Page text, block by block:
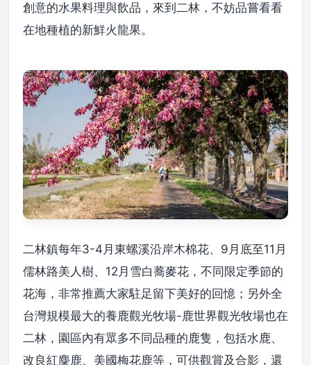
創意的水果料理與飲品，來到二林，不妨品嘗看看
在地種植的新鮮火龍果。
二林鎮每年3-4月東螺溪沿岸木棉花、9月底至11月
儒林路美人樹、12月雪白蕎麥花，不同限定季節的
花海，非常推薦大家駐足留下美好的回憶；另外全
台灣規模最大的養鹿觀光牧場-鹿世界觀光牧場也在
二林，園區內有眾多不同品種的鹿隻，包括水鹿、
改良紅麋鹿、美國梅花鹿等，可供觀賞及合影，還